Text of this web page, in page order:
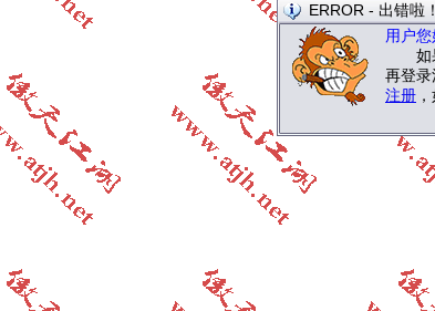
ERROR - 出错啦！
用户您
如果
再登
注册